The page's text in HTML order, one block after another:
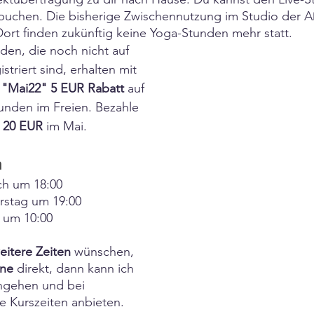
Die bisherige Zwischennutzung im Studio der
finden zukünftig keine Yoga-Stunden mehr statt.
die noch nicht auf
sind, erhalten mit
5 EUR Rabatt auf
im Freien. Bezahle
EUR im Mai.
um 18:00
um 19:00
10:00
Zeiten wünschen,
direkt, dann kann ich
und bei
Kurszeiten anbieten.